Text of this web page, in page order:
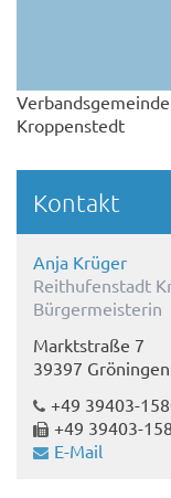
Kroppenstedt
Kontakt
Anja Krüger
Reithufenstadt
Bürgermeisterin
Marktstraße 7
39397 Gröningen
+49 39403-
+49 39403-
E-Mail